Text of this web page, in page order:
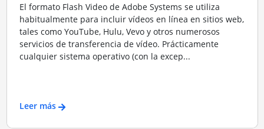
El formato Flash Video de Adobe Systems se utiliza
habitualmente para incluir vídeos en línea en sitios web,
tales como YouTube, Hulu, Vevo y otros numerosos
servicios de transferencia de vídeo. Prácticamente
cualquier sistema operativo (con la excep...
Leer más